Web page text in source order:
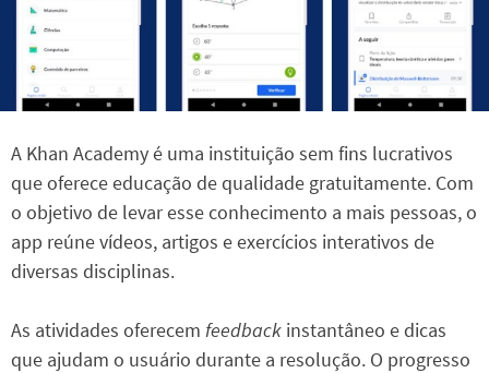
A Khan Academy é uma instituição sem fins lucrativos
que oferece educação de qualidade gratuitamente. Com
o objetivo de levar esse conhecimento a mais pessoas, o
app reúne vídeos, artigos e exercícios interativos de
diversas disciplinas.
As atividades oferecem feedback instantâneo e dicas
que ajudam o usuário durante a resolução. O progresso